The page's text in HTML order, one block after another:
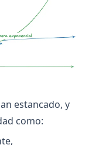
estancado, y
como: